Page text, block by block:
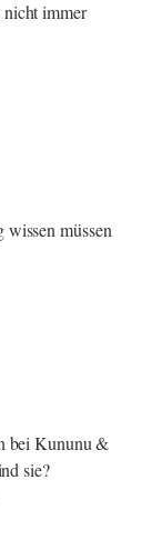
nicht immer
müssen
bei Kununu &
sie?